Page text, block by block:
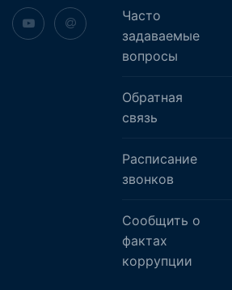
Часто
задаваемые
вопросы
Обратная
связь
Расписание
звонков
Сообщить о
фактах
коррупции